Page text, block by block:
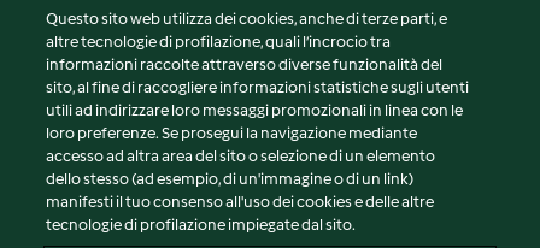
Smoothie alle fragole
(TM6)
(5) 5min
Smoothie al melone (TM6)
4 (7)
Questo sito web utilizza dei cookies, anche di terze parti, e
altre tecnologie di profilazione, quali l’incrocio tra
informazioni raccolte attraverso diverse funzionalità del
sito, al fine di raccogliere informazioni statistiche sugli utenti
utili ad indirizzare loro messaggi promozionali in linea con le
loro preferenze. Se prosegui la navigazione mediante
accesso ad altra area del sito o selezione di un elemento
dello stesso (ad esempio, di un'immagine o di un link)
manifesti il tuo consenso all'uso dei cookies e delle altre
tecnologie di profilazione impiegate dal sito.